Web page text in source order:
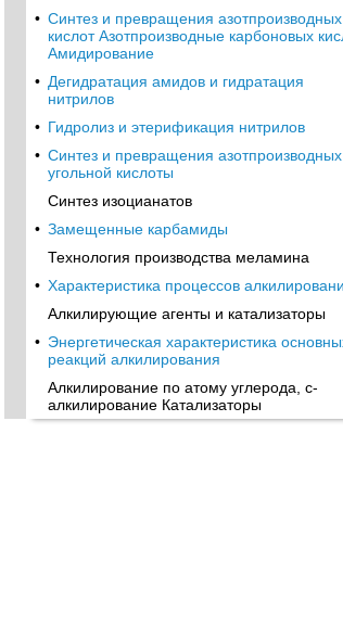
• Синтез и превращения азотпроизводных
кислот Азотпроизводные карбоновых
Амидирование
• Дегидратация амидов и гидратация
нитрилов
• Гидролиз и этерификация нитрилов
• Синтез и превращения азотпроизводных
угольной кислоты
Синтез изоцианатов
• Замещенные карбамиды
Технология производства меламина
• Характеристика процессов
Алкилирующие агенты и катализаторы
• Энергетическая характеристика
реакций алкилирования
Алкилирование по атому углерода, c-
алкилирование Катализаторы